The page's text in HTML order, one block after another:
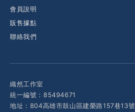
會員說明
販售據點
聯絡我們
織然工作室
統一編號：85494671
地址：804高雄市鼓山區建榮路157巷13號